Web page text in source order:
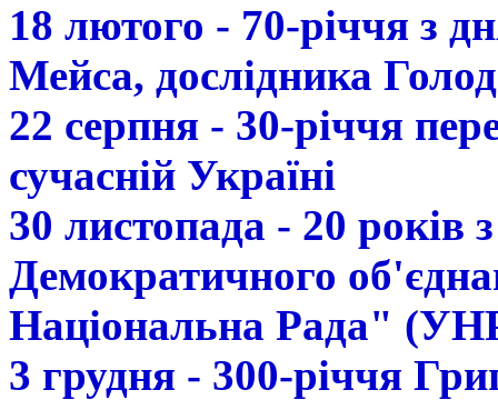
18 лютого - 70-річчя з
Мейса, дослідника
22 серпня - 30-річчя
сучасній Україні
30 листопада - 20 років
Демократичного
Національна Рада"
3 грудня - 300-річчя